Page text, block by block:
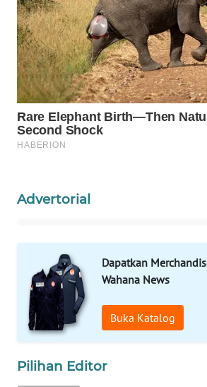
Advertorial
Dapatkan
Wahana News
Buka Katalog
Pilihan Editor
TANI
WAHANA
ADVOKAT
WAHANA
INFRASTRUKTUR
WAHANA
TRAVEL
WAHANA
TV
WAHANANEWS